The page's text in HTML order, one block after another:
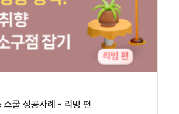
스쿨 성공사례 - 리빙 편